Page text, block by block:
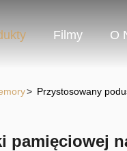
Filmy O
> Przystosowany
pamięciowej